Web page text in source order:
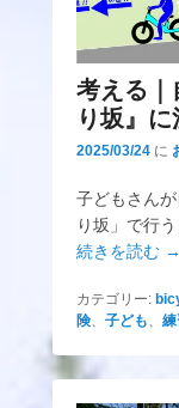
考える｜
り坂』に
2025/03/24 に
子どもさん
り坂」で行
続きを読む →
カテゴリー:
険、 子ども、